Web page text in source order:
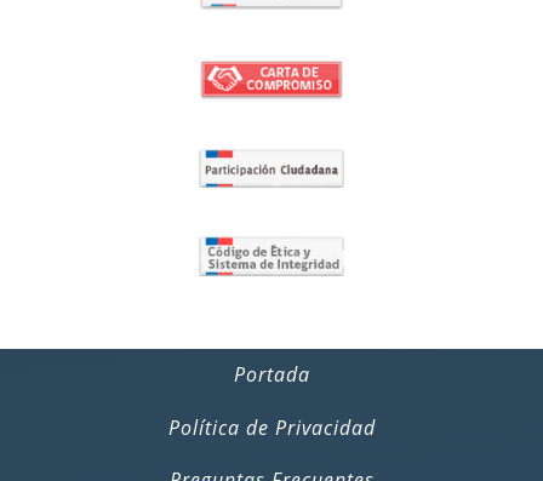
Portada
Política de Privacidad